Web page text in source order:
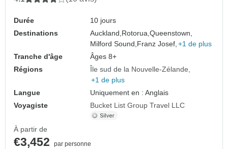
Durée
10 jours
Destinations
Auckland, Rotorua,Queenstown,
Milford Sound, Franz Josef, +1 de plus
Tranche d'âge
Âges 8+
Régions
Île sud de la Nouvelle-Zélande
+1 de plus
Langue
Uniquement en : Anglais
Voyagiste
Bucket List Group Travel LLC
À partir de
€3,452
par personne